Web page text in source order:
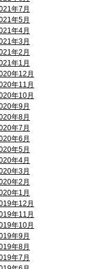
年7月
年5月
年4月
年3月
年2月
年1月
年12月
年11月
年10月
年9月
年8月
年7月
年6月
年5月
年4月
年3月
年2月
年1月
年12月
年11月
年10月
年9月
年8月
年7月